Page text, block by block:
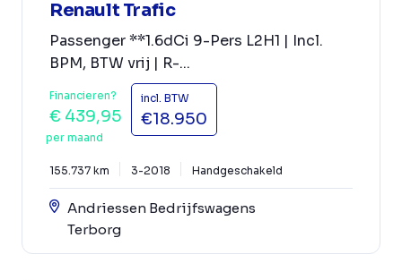
Renault Trafic
Passenger **1.6dCi 9-Pers L2H1 | Incl.
BPM, BTW vrij | R-...
Financieren?
€ 439,95
per maand
incl. BTW
€18.950
155.737 km 3-2018 Handgeschakeld
Andriessen Bedrijfswagens
Terborg